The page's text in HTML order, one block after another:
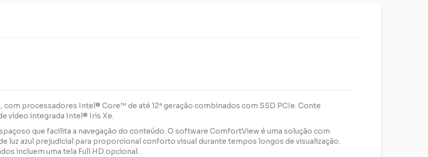
processadores Intel® Core™ de até 12ª geração combinados com SSD PCIe. Conte
vídeo integrada Intel® Iris Xe.
que facilita a navegação do conteúdo. O software ComfortView é uma solução com
luz azul prejudicial para proporcional conforto visual durante tempos longos de visualização.
incluem uma tela Full HD opcional.